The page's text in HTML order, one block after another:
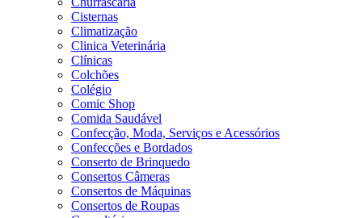
Cisternas
Climatização
Clinica Veterinária
Clínicas
Colchões
Colégio
Comic Shop
Comida Saudável
Confecção, Moda, Serviços e Acessórios
Confecções e Bordados
Conserto de Brinquedo
Consertos Câmeras
Consertos de Máquinas
Consertos de Roupas